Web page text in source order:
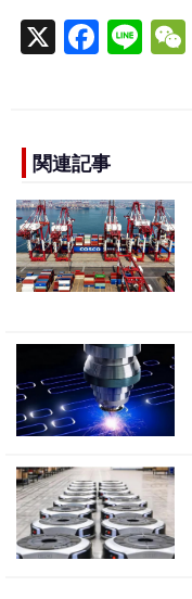
X F
a
e
b
o
o
k
Li
n
関連記事